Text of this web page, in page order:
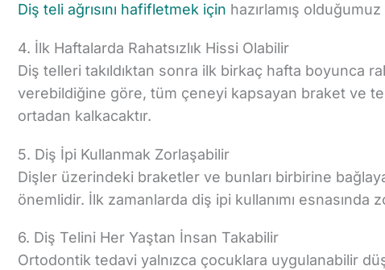
Diş teli ağrısını hafifletmek için hazırlamış
4. İlk Haftalarda Rahatsızlık Hissi Olabilir
Diş telleri takıldıktan sonra ilk birkaç hafta boyunca
verebildiğine göre, tüm çeneyi kapsayan braket ve
ortadan kalkacaktır.
5. Diş İpi Kullanmak Zorlaşabilir
Dişler üzerindeki braketler ve bunları birbirine
önemlidir. İlk zamanlarda diş ipi kullanımı
6. Diş Telini Her Yaştan İnsan Takabilir
Ortodontik tedavi yalnızca çocuklara uygulanabilir